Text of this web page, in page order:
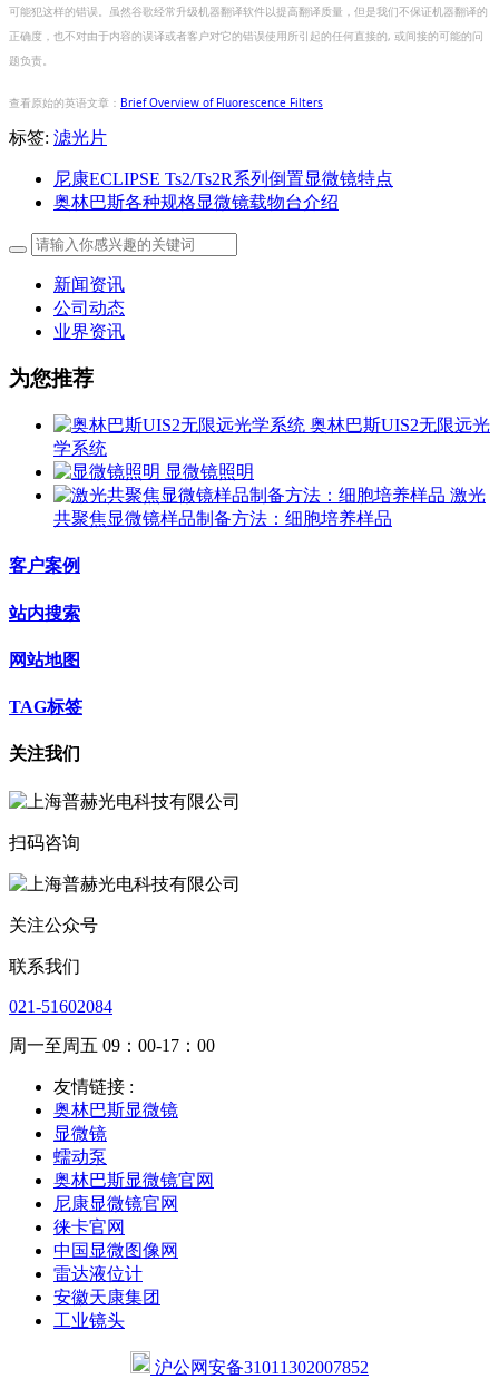
可能犯这样的错误。虽然谷歌经常升级机器翻译软件以提高翻译质量，但是我们不保证机器翻译的
正确度，也不对由于内容的误译或者客户对它的错误使用所引起的任何直接的, 或间接的可能的问
题负责。
查看原始的英语文章： Brief Overview of Fluorescence Filters
标签: 滤光片
尼康ECLIPSE Ts2/Ts2R系列倒置显微镜特点
奥林巴斯各种规格显微镜载物台介绍
新闻资讯
公司动态
业界资讯
为您推荐
奥林巴斯UIS2无限远光
学系统
显微镜照明
激光
共聚焦显微镜样品制备方法：细胞培养样品
客户案例
站内搜索
网站地图
TAG标签
关注我们
扫码咨询
关注公众号
联系我们
021-51602084
周一至周五 09：00-17：00
友情链接 :
奥林巴斯显微镜
显微镜
蠕动泵
奥林巴斯显微镜官网
尼康显微镜官网
徕卡官网
中国显微图像网
雷达液位计
安徽天康集团
工业镜头
沪公网安备31011302007852